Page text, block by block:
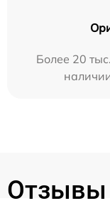
Более 20
Отзывы